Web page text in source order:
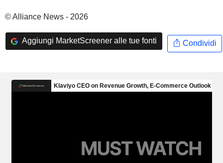
© Alliance News - 2026
Aggiungi MarketScreener alle tue fonti Condividi